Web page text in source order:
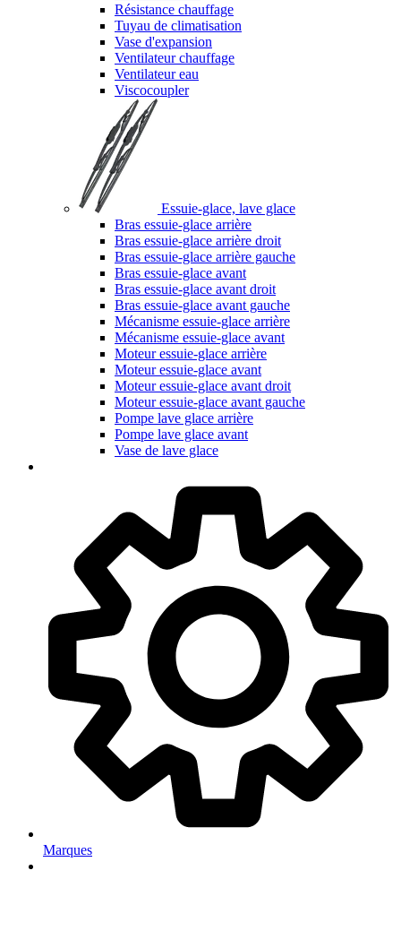
Résistance chauffage
Tuyau de climatisation
Vase d'expansion
Ventilateur chauffage
Ventilateur eau
Viscocoupler
Essuie-glace, lave glace
Bras essuie-glace arrière
Bras essuie-glace arrière droit
Bras essuie-glace arrière gauche
Bras essuie-glace avant
Bras essuie-glace avant droit
Bras essuie-glace avant gauche
Mécanisme essuie-glace arrière
Mécanisme essuie-glace avant
Moteur essuie-glace arrière
Moteur essuie-glace avant
Moteur essuie-glace avant droit
Moteur essuie-glace avant gauche
Pompe lave glace arrière
Pompe lave glace avant
Vase de lave glace
Marques